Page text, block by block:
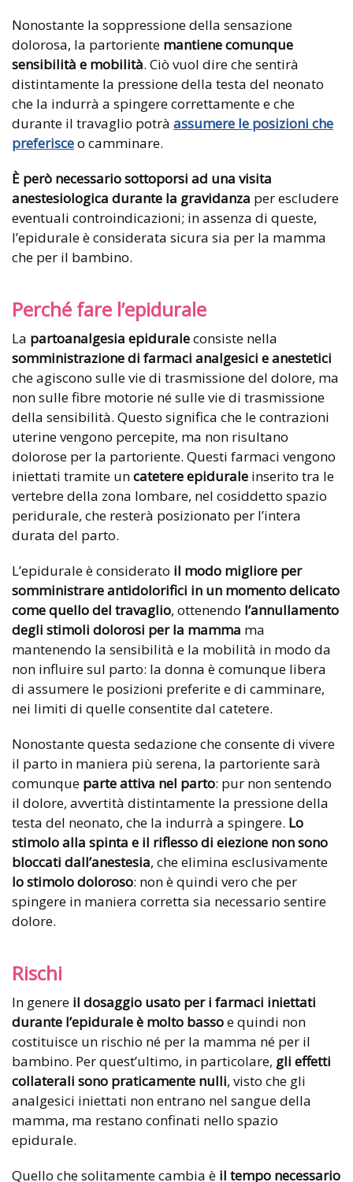
Nonostante la soppressione della sensazione
dolorosa, la partoriente mantiene comunque
sensibilità e mobilità. Ciò vuol dire che sentirà
distintamente la pressione della testa del neonato
che la indurrà a spingere correttamente e che
durante il travaglio potrà assumere le posizioni che
preferisceo camminare.
È però necessario sottoporsi ad una visita
anestesiologica durante la gravidanza per escludere
eventuali controindicazioni; in assenza di queste,
l’epidurale è considerata sicura sia per la mamma
che per il bambino.
Perché fare l’epidurale
La partoanalgesia epiduraleconsiste nella
somministrazione di farmaci analgesici e anestetici
che agiscono sulle vie di trasmissione del dolore, ma
non sulle fibre motorie né sulle vie di trasmissione
della sensibilità. Questo significa che le contrazioni
uterine vengono percepite, ma non risultano
dolorose per la partoriente. Questi farmaci vengono
iniettati tramite uncatetere epidurale inserito tra le
vertebre della zona lombare, nel cosiddetto spazio
peridurale, che resterà posizionato per l’intera
durata del parto.
L’epidurale è considerato il modo migliore per
somministrare antidolorifici in un momento delicato
come quello del travaglio, ottenendo l’annullamento
degli stimoli dolorosi per la mamma ma
mantenendo la sensibilità e la mobilità in modo da
non influire sul parto: la donna è comunque libera
di assumere le posizioni preferite e di camminare,
nei limiti di quelle consentite dal catetere.
Nonostante questa sedazione che consente di vivere
il parto in maniera più serena, la partoriente sarà
comunque parte attiva nel parto: pur non sentendo
il dolore, avvertità distintamente la pressione della
testa del neonato, che la indurrà a spingere. Lo
stimolo alla spinta e il riflesso di eiezione non sono
bloccati dall’anestesia, che elimina esclusivamente
lo stimolodoloroso: non è quindi vero che per
spingere in maniera corretta sia necessario sentire
dolore.
Rischi
In genere il dosaggio usato per i farmaci iniettati
durante l’epidurale è molto bassoe quindi non
costituisce un rischio né per la mamma né per il
bambino. Per quest’ultimo, in particolare, gli effetti
collaterali sono praticamente nulli, visto che gli
analgesici iniettati non entrano nel sangue della
mamma, ma restano confinati nello spazio
epidurale.
Quello che solitamente cambia è il tempo necessario